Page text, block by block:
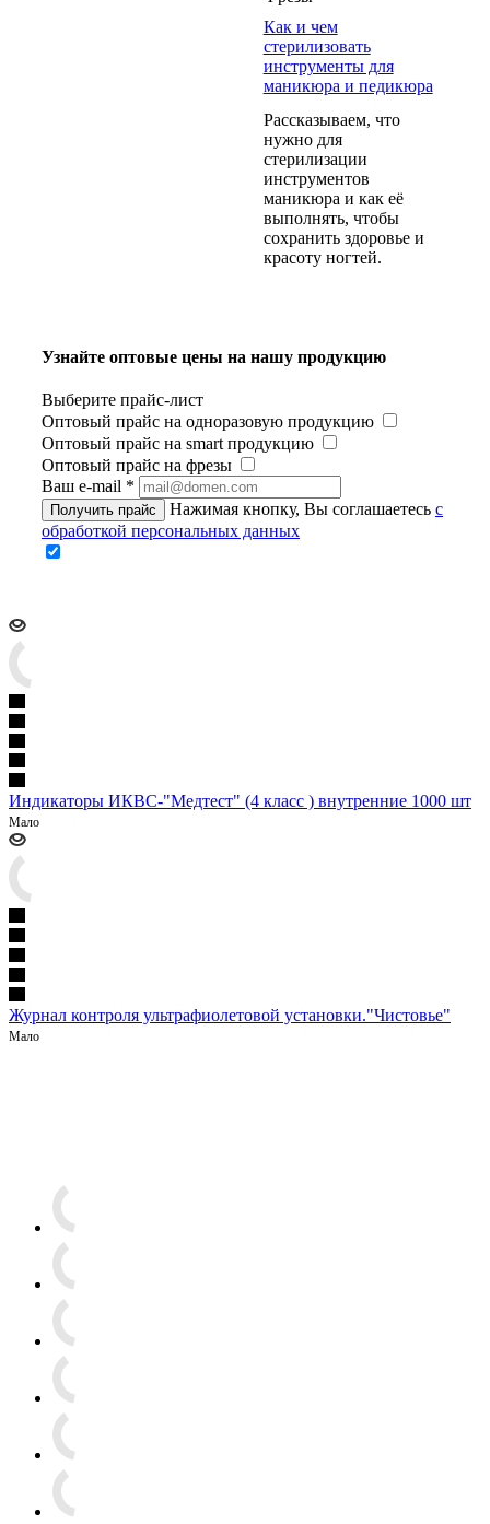
Как и чем
стерилизовать
инструменты для
маникюра и педикюра
Рассказываем, что
нужно для
стерилизации
инструментов
маникюра и как её
выполнять, чтобы
сохранить здоровье и
красоту ногтей.
Узнайте оптовые цены на нашу продукцию
Выберите прайс-лист
Оптовый прайс на одноразовую продукцию
Оптовый прайс на smart продукцию
Оптовый прайс на фрезы
Ваш e-mail *
Получить прайс Нажимая кнопку, Вы соглашаетесь с
обработкой персональных данных
Индикаторы ИКВС-"Медтест" (4 класс ) внутренние 1000 шт
Мало
Журнал контроля ультрафиолетовой установки."Чистовье"
Мало